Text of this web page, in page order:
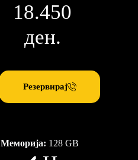
18.450
ден.
Резервирај
Меморија: 128 GB